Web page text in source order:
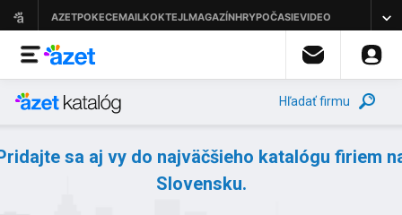
Hľadať firmu
sa aj vy do najväčšieho katalógu firiem
Slovensku.